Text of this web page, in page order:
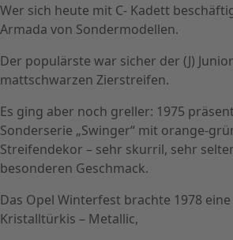
Wer sich heute mit C- Kadett
Armada von Sondermodellen.
Der populärste war sicher der (J)
mattschwarzen Zierstreifen.
Es ging aber noch greller: 1975
Sonderserie „Swinger“ mit orange-
Streifendekor – sehr skurril, sehr
besonderen Geschmack.
Das Opel Winterfest brachte 1978
Kristalltürkis – Metallic,